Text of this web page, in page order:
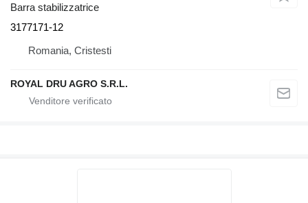
Barra stabilizzatrice
3177171-12
Romania, Cristesti
ROYAL DRU AGRO S.R.L.